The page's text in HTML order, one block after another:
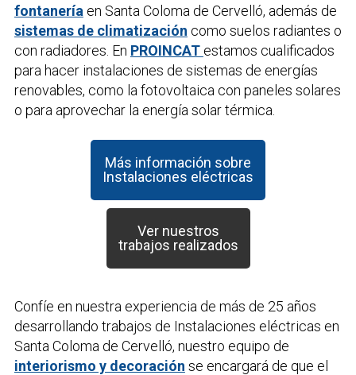
fontanería en Santa Coloma de Cervelló, además de
sistemas de climatización como suelos radiantes o
con radiadores. En PROINCAT estamos cualificados
para hacer instalaciones de sistemas de energías
renovables, como la fotovoltaica con paneles solares
o para aprovechar la energía solar térmica.
Más información sobre
Instalaciones eléctricas
Ver nuestros
trabajos realizados
Confíe en nuestra experiencia de más de 25 años
desarrollando trabajos de Instalaciones eléctricas en
Santa Coloma de Cervelló, nuestro equipo de
interiorismo y decoración se encargará de que el